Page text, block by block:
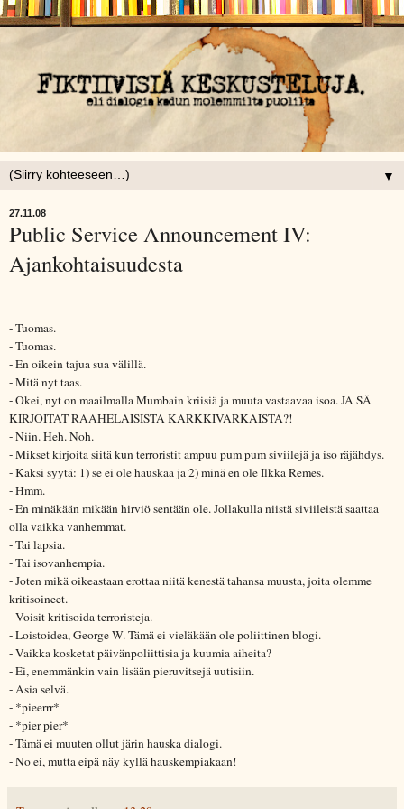
▼
27.11.08
Public Service Announcement IV:
Ajankohtaisuudesta
- Tuomas.
- Tuomas.
- En oikein tajua sua välillä.
- Mitä nyt taas.
- Okei, nyt on maailmalla Mumbain kriisiä ja muuta vastaavaa isoa. JA SÄ
KIRJOITAT RAAHELAISISTA KARKKIVARKAISTA?!
- Niin. Heh. Noh.
- Mikset kirjoita siitä kun terroristit ampuu pum pum siviilejä ja iso räjähdys.
- Kaksi syytä: 1) se ei ole hauskaa ja 2) minä en ole Ilkka Remes.
- Hmm.
- En minäkään mikään hirviö sentään ole. Jollakulla niistä siviileistä saattaa
olla vaikka vanhemmat.
- Tai lapsia.
- Tai isovanhempia.
- Joten mikä oikeastaan erottaa niitä kenestä tahansa muusta, joita olemme
kritisoineet.
- Voisit kritisoida terroristeja.
- Loistoidea, George W. Tämä ei vieläkään ole poliittinen blogi.
- Vaikka kosketat päivänpoliittisia ja kuumia aiheita?
- Ei, enemmänkin vain lisään pieruvitsejä uutisiin.
- Asia selvä.
- *pieerrr*
- *pier pier*
- Tämä ei muuten ollut järin hauska dialogi.
- No ei, mutta eipä näy kyllä hauskempiakaan!